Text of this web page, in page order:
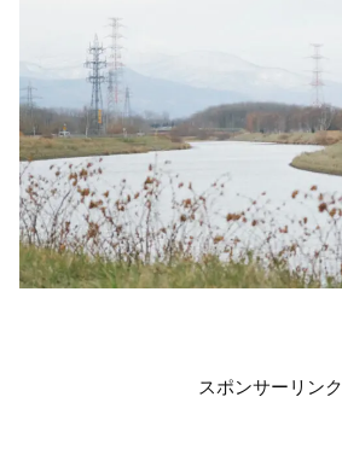
スポンサーリンク